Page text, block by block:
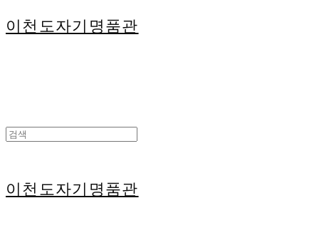
이천도자기명품관
이천도자기명품관